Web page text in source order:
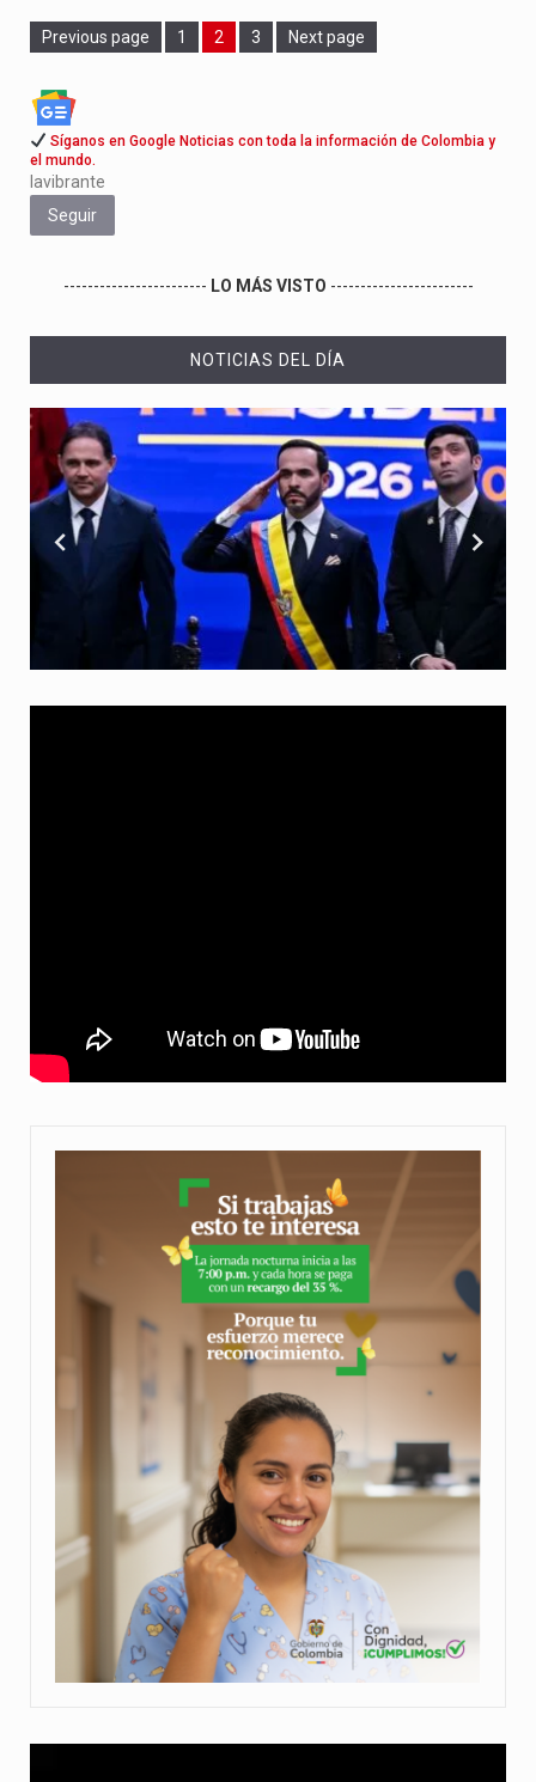
Previous page Page
1 Page
2 Page
3 Next page
Síganos en Google Noticias con toda la información de Colombia y
el mundo.
lavibrante
Seguir
------------------------ LO MÁS VISTO ------------------------
NOTICIAS DEL DÍA